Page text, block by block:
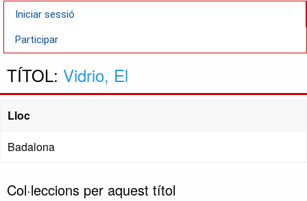
Iniciar sessió
Participar
TÍTOL: Vidrio, El
Lloc
Badalona
Col·leccions per aquest títol